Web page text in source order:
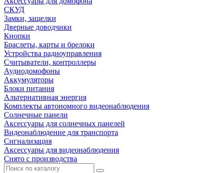
СКУД
Замки, защелки
Дверные доводчики
Кнопки
Браслеты, карты и брелоки
Устройства радиоуправления
Считыватели, контроллеры
Аудиодомофоны
Аккумуляторы
Блоки питания
Альтернативная энергия
Комплекты автономного видеонаблюдения
Солнечные панели
Аксессуары для солнечных панелей
Видеонаблюдение для транспорта
Сигнализация
Аксессуары для видеонаблюдения
Снято с производства